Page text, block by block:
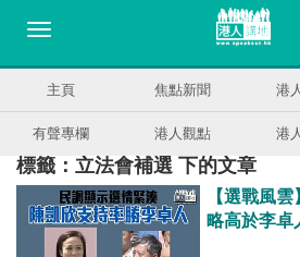
主頁 焦點新聞 港
有聲專欄 港人觀點 港
標籤：立法會補選 下的文章
【選戰風
略高於李卓